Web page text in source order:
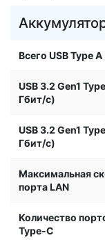
Всего USB Type A
USB 3.2 Gen1
Гбит/с)
USB 3.2 Gen1
Гбит/с)
Максимальная
порта LAN
Количество
Type-C